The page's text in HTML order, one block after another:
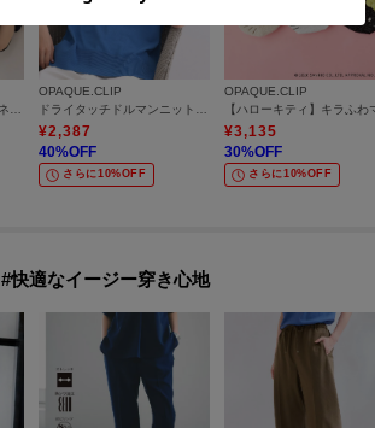
【接触冷感／吸水速乾】リネンライク タックスリーブブラウス《セットアップ対応／洗濯機OK》
OPAQUE.CLIP
ドライタッチドルマンニット【洗濯機OK】
¥2,387
40%OFF
さらに10%OFF
OPAQUE.CLIP
¥3,135
30%OFF
さらに10%OFF
#快適なイージー穿き心地